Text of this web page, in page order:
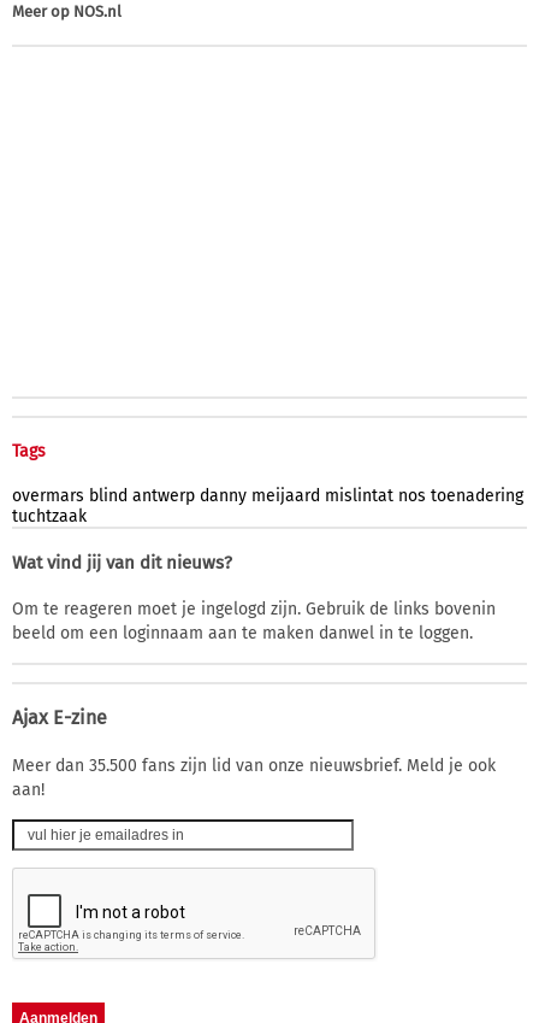
Meer op NOS.nl
Tags
overmars blind antwerp danny meijaard mislintat nos toenadering
tuchtzaak
Wat vind jij van dit nieuws?
Om te reageren moet je ingelogd zijn. Gebruik de links bovenin
beeld om een loginnaam aan te maken danwel in te loggen.
Ajax E-zine
Meer dan 35.500 fans zijn lid van onze nieuwsbrief. Meld je ook
aan!